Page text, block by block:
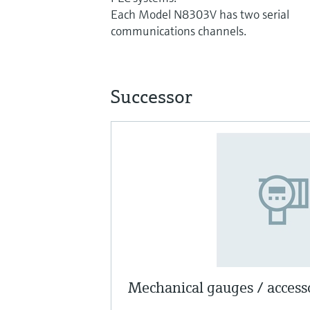
Each Model N8303V has two serial
communications channels.
Successor
Mechanical gauges /